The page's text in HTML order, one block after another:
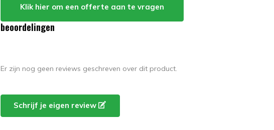
Klik hier om een offerte aan te vragen
beoordelingen
Er zijn nog geen reviews geschreven over dit product.
Schrijf je eigen review